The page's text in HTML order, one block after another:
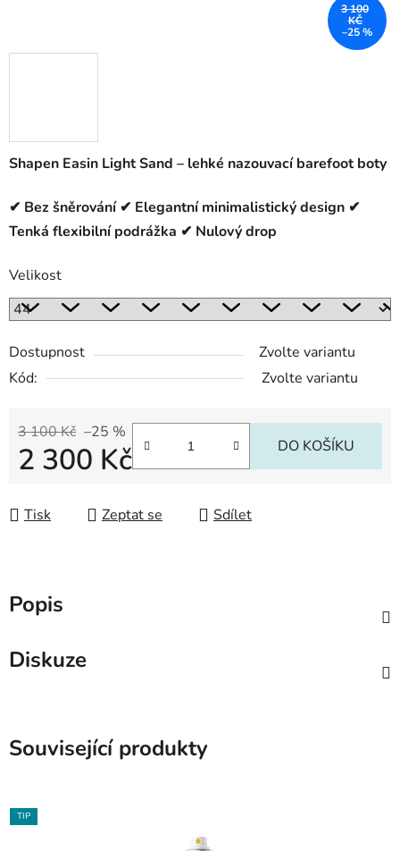
Shapen Easin Light Sand – lehké nazouvací barefoot boty
✔ Bez šněrování ✔ Elegantní minimalistický design ✔
Tenká flexibilní podrážka ✔ Nulový drop
Velikost
Dostupnost
Zvolte variantu
Kód:
Zvolte variantu
3 100 Kč –25 %
2 300 Kč DO KOŠÍKU
Tisk Zeptat se Sdílet
3 100
KČ
–25 %
Popis
Diskuze
Související produkty
TIP